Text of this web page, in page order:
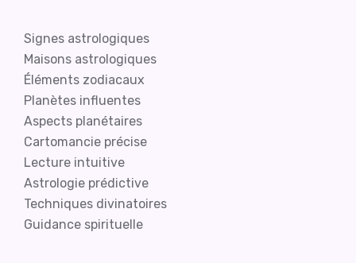
Signes astrologiques
Maisons astrologiques
Éléments zodiacaux
Planètes influentes
Aspects planétaires
Cartomancie précise
Lecture intuitive
Astrologie prédictive
Techniques divinatoires
Guidance spirituelle